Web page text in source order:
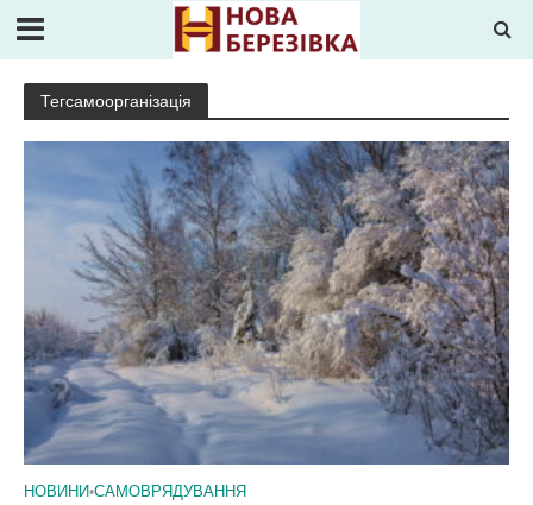
Тегсамоорганізація
НОВИНИ•САМОВРЯДУВАННЯ